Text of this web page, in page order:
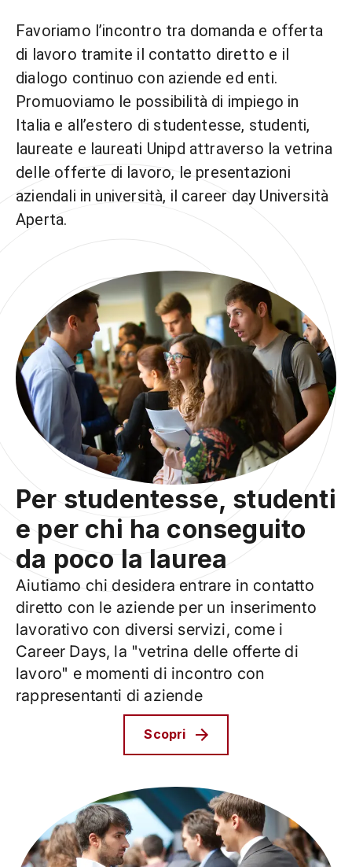
Favoriamo l’incontro tra domanda e offerta
di lavoro tramite il contatto diretto e il
dialogo continuo con aziende ed enti.
Promuoviamo le possibilità di impiego in
Italia e all’estero di studentesse, studenti,
laureate e laureati Unipd attraverso la vetrina
delle offerte di lavoro, le presentazioni
aziendali in università, il career day Università
Aperta.
Per studentesse, studenti
e per chi ha conseguito
da poco la laurea
Aiutiamo chi desidera entrare in contatto
diretto con le aziende per un inserimento
lavorativo con diversi servizi, come i
Career Days, la "vetrina delle offerte di
lavoro" e momenti di incontro con
rappresentanti di aziende
Scopri